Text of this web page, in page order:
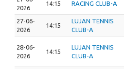
2026
14:15 RACING CLUB-A
27-06-
2026
14:15
LUJAN TENNIS
CLUB-A
28-06-
2026
14:15
LUJAN TENNIS
CLUB-A